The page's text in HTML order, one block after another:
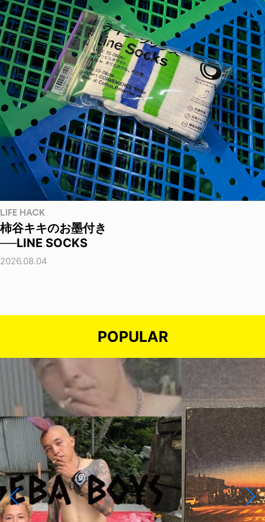
LIFE HACK
柿谷キキのお墨付き
──LINE SOCKS
2026.08.04
POPULAR